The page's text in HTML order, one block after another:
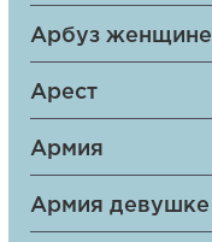
Арбуз женщине
Арест
Армия
Армия девушке